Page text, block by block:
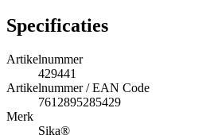
Specificaties
Artikelnummer
429441
Artikelnummer / EAN Code
7612895285429
Merk
Sika®